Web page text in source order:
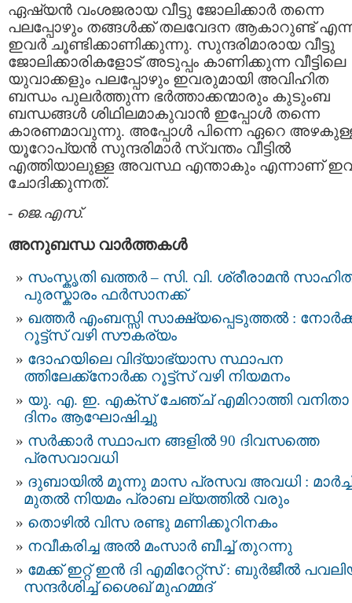
ഏഷ്യന്‍ വംശജരായ വീട്ടു ജോലിക്കാര്‍ തന്നെ
പലപ്പോഴും തങ്ങള്‍ക്ക് തലവേദന ആകാറുണ്ട്
ഇവര്‍ ചൂണ്ടിക്കാണിക്കുന്നു. സുന്ദരിമാരായ വീട്ടു
ജോലിക്കാരികളോട് അടുപ്പം കാണിക്കുന്ന വീട്ടിലെ
യുവാക്കളും പലപ്പോഴും ഇവരുമായി അവിഹിത
ബന്ധം പുലര്‍ത്തുന്ന ഭര്‍ത്താക്കന്മാരും കുടുംബ
ബന്ധങ്ങള്‍ ശിഥിലമാകുവാന്‍ ഇപ്പോള്‍ തന്നെ
കാരണമാവുന്നു. അപ്പോള്‍ പിന്നെ ഏറെ
യൂറോപ്യന്‍ സുന്ദരിമാര്‍ സ്വന്തം വീട്ടില്‍
എത്തിയാലുള്ള അവസ്ഥ എന്താകും എന്നാണ്
ചോദിക്കുന്നത്.
- ജെ.എസ്.
അനുബന്ധ വാര്‍ത്തകള്‍
സംസ്കൃതി ഖത്തർ – സി. വി. ശ്രീരാമൻ
പുരസ്കാരം ഫർസാനക്ക്
ഖത്തര്‍ എംബസ്സി സാക്ഷ്യപ്പെടുത്തല്‍ :
റൂട്ട്സ് വഴി സൗകര്യം
ദോഹയിലെ വിദ്യാഭ്യാസ സ്ഥാപന
ത്തിലേക്ക്നോർക്ക റൂട്ട്സ് വഴി നിയമനം
യു. എ. ഇ. എക്സ് ചേഞ്ച് എമിറാത്തി വനിതാ
ദിനം ആഘോഷിച്ചു
സര്‍ക്കാര്‍ സ്ഥാപന ങ്ങളില്‍ 90 ദിവസത്തെ
പ്രസവാവധി
ദുബായില്‍ മൂന്നു മാസ പ്രസവ അവധി : മാര്‍ച്ച്
മുതല്‍ നിയമം പ്രാബ ല്യത്തില്‍ വരും
തൊഴില്‍ വിസ രണ്ടു മണിക്കൂറിനകം
നവീകരിച്ച അൽ മംസാർ ബീച്ച് തുറന്നു
മേക്ക് ഇറ്റ് ഇൻ ദി എമിറേറ്റ്‌സ് : ബുർജീൽ
സന്ദർശിച്ച് ശൈഖ് മുഹമ്മദ്